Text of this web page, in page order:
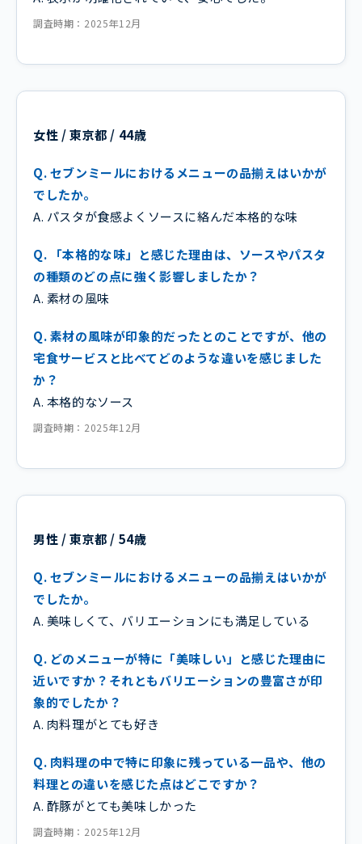
調査時期：2025年12月
女性 / 東京都 / 44歳
Q. セブンミールにおけるメニューの品揃えはいかが
でしたか。
A. パスタが食感よくソースに絡んだ本格的な味
Q. 「本格的な味」と感じた理由は、ソースやパスタ
の種類のどの点に強く影響しましたか？
A. 素材の風味
Q. 素材の風味が印象的だったとのことですが、他の
宅食サービスと比べてどのような違いを感じました
か？
A. 本格的なソース
調査時期：2025年12月
男性 / 東京都 / 54歳
Q. セブンミールにおけるメニューの品揃えはいかが
でしたか。
A. 美味しくて、バリエーションにも満足している
Q. どのメニューが特に「美味しい」と感じた理由に
近いですか？それともバリエーションの豊富さが印
象的でしたか？
A. 肉料理がとても好き
Q. 肉料理の中で特に印象に残っている一品や、他の
料理との違いを感じた点はどこですか？
A. 酢豚がとても美味しかった
調査時期：2025年12月